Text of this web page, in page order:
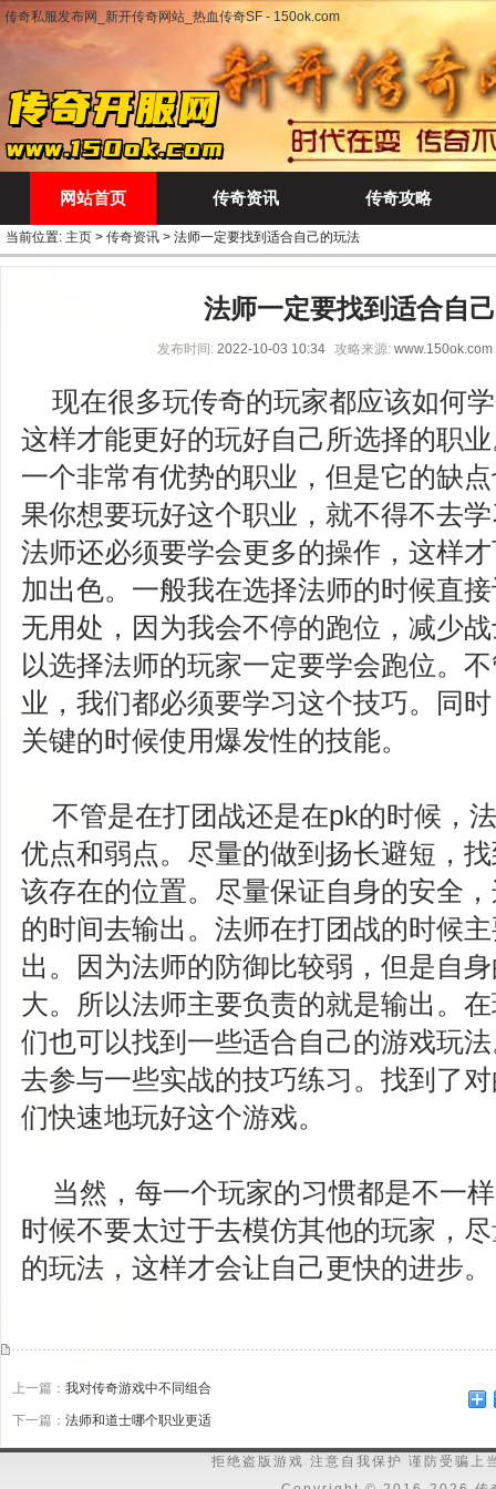
传奇私服发布网_新开传奇网站_热血传奇SF - 150ok.com
网站首页 传奇资讯 传奇攻略
当前位置: 主页 > 传奇资讯 > 法师一定要找到适合自己的玩法
法师一定要找到适合自
发布时间: 2022-10-03 10:34 攻略来源: www.150ok.com
现在很多玩传奇的玩家都应该如何
这样才能更好的玩好自己所选择的职
一个非常有优势的职业，但是它的缺
果你想要玩好这个职业，就不得不去
法师还必须要学会更多的操作，这样
加出色。一般我在选择法师的时候直
无用处，因为我会不停的跑位，减少
以选择法师的玩家一定要学会跑位。
业，我们都必须要学习这个技巧。同
关键的时候使用爆发性的技能。
不管是在打团战还是在pk的时候，
优点和弱点。尽量的做到扬长避短，
该存在的位置。尽量保证自身的安全
的时间去输出。法师在打团战的时候
出。因为法师的防御比较弱，但是自
大。所以法师主要负责的就是输出。
们也可以找到一些适合自己的游戏玩
去参与一些实战的技巧练习。找到了
们快速地玩好这个游戏。
当然，每一个玩家的习惯都是不一
时候不要太过于去模仿其他的玩家，
的玩法，这样才会让自己更快的进步。
上一篇： 我对传奇游戏中不同组合
下一篇： 法师和道士哪个职业更适
拒绝盗版游戏 注意自我保护 谨防受骗上